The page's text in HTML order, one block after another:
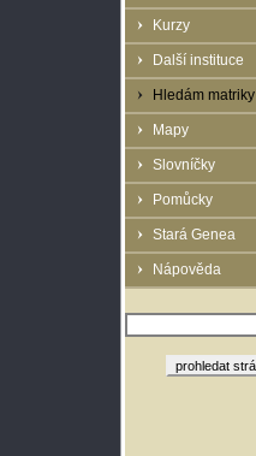
Kurzy
Další instituce
Hledám matriky
Mapy
Slovníčky
Pomůcky
Stará Genea
Nápověda